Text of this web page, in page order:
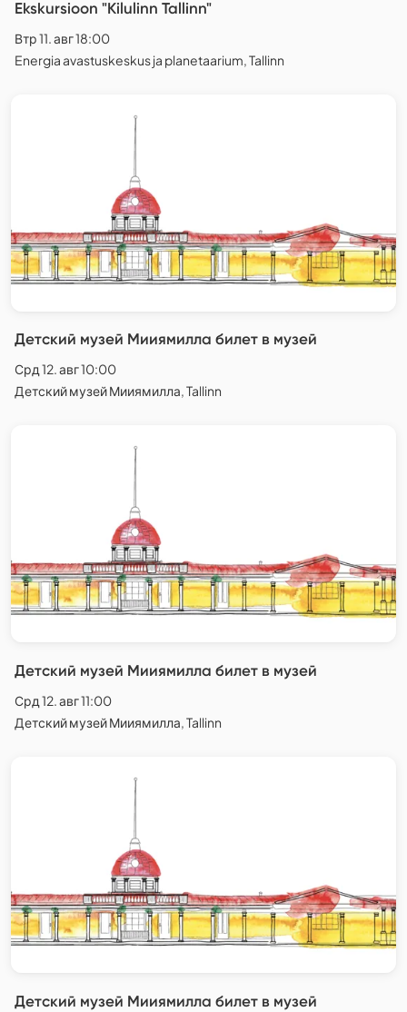
Ekskursioon "Kilulinn Tallinn"
Втр 11. авг 18:00
Energia avastuskeskus ja planetaarium, Tallinn
Детский музей Мииямилла билет в музей
Срд 12. авг 10:00
Детский музей Мииямилла, Tallinn
Детский музей Мииямилла билет в музей
Срд 12. авг 11:00
Детский музей Мииямилла, Tallinn
Детский музей Мииямилла билет в музей